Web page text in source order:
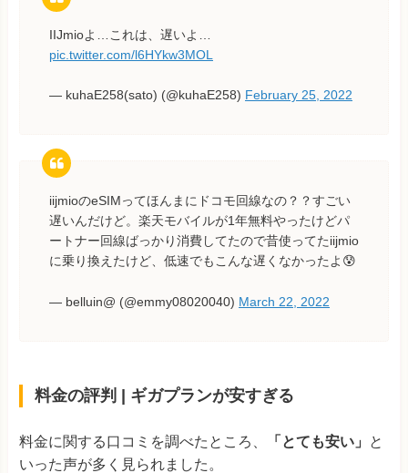
IIJmioよ…これは、遅いよ…
pic.twitter.com/l6HYkw3MOL
— kuhaE258(sato) (@kuhaE258) February 25, 2022
iijmioのeSIMってほんまにドコモ回線なの？？すごい
遅いんだけど。楽天モバイルが1年無料やったけどパ
ートナー回線ばっかり消費してたので昔使ってたiijmio
に乗り換えたけど、低速でもこんな遅くなかったよ😰
— belluin@ (@emmy08020040) March 22, 2022
料金の評判 | ギガプランが安すぎる
料金に関する口コミを調べたところ、 「とても安い」
と
いった声が多く見られました。